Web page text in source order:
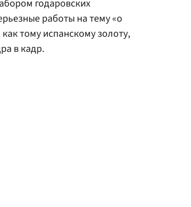
годаровских
работы на тему «о
тому испанскому золоту,
в кадр.